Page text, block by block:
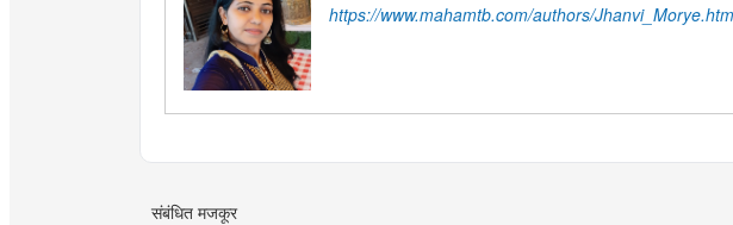
https://www.mahamtb.com/authors/
संबंधित मजकूर